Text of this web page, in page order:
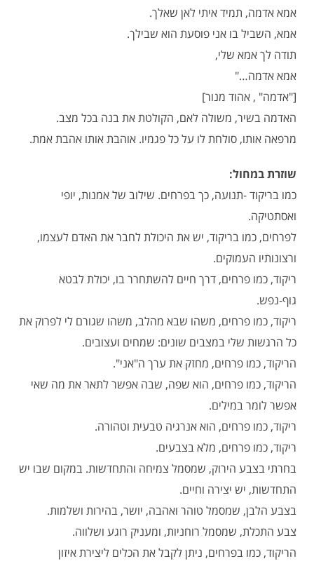
אמא אדמה, תמיד איתי לאן שאלך.
אמא, השביל בו אני פוסעת הוא שבילך.
תודה לך אמא שלי,
אמא אדמה…"
["אדמה" , אהוד מנור]
האדמה בשיר, משולה לאם, הקולטת את בנה בכל מצב.
מרפאה אותו, סולחת לו על כל פגמיו. אוהבת אותו אהבת אמת.
שוזרת במחול:
כמו בריקוד -תנועה, כך בפרחים. שילוב של אמנות, יופי
ואסתטיקה.
לפרחים, כמו בריקוד, יש את היכולת לחבר את האדם לעצמו,
ורצונותיו העמוקים.
ריקוד, כמו פרחים, דרך חיים להשתחרר בו, יכולת לבטא
גוף-נפש.
ריקוד, כמו פרחים, משהו שבא מהלב, משהו שגורם לי לפרוק את
כל הרגשות שלי במצבים שונים: שמחים ועצובים.
הריקוד, כמו פרחים, מחזק את ערך ה"אני".
הריקוד, כמו פרחים, הוא שפה, שבה אפשר לתאר את מה שאי
אפשר לומר במילים.
ריקוד, כמו פרחים, הוא אנרגיה טבעית וטהורה.
ריקוד, כמו פרחים, מלא בצבעים.
בחרתי בצבע הירוק, שמסמל צמיחה והתחדשות. במקום שבו יש
התחדשות, יש יצירה וחיים.
בצבע הלבן, שמסמל טוהר ואהבה, יושר, בהירות ושלמות.
צבע התכלת, שמסמל רוחניות, ומעניק רוגע ושלווה.
הריקוד, כמו בפרחים, ניתן לקבל את הכלים ליצירת איזון